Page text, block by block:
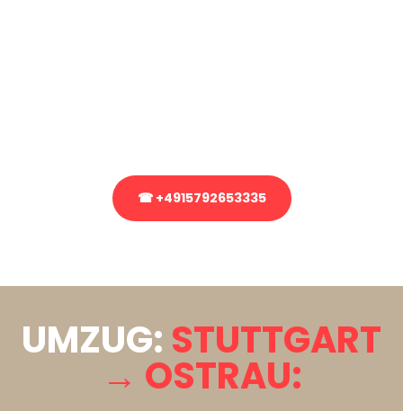
☎ +4915792653335
UMZUG: STUTTGART
→ OSTRAU: